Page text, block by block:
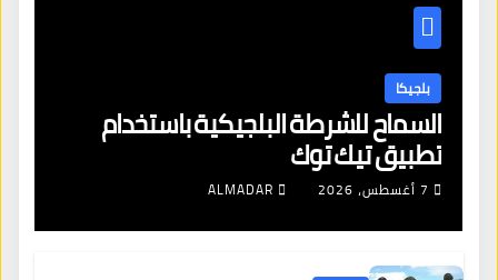
بلجيكا
السماح للشرطة البلجيكية باستخدام
تطبيق تيك توك
7 أغسطس، 2026 ALMADAR